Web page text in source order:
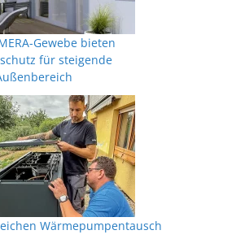
Gewebe bieten
für steigende
Wärmepumpentausch